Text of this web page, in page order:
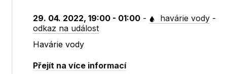
29. 04. 2022, 19:00 - 01:00 - havárie vody -
odkaz na událost
Havárie vody
Přejít na více informací